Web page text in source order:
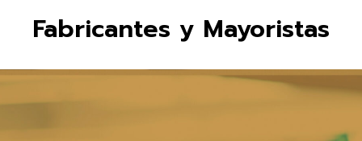
Fabricantes y Mayoristas